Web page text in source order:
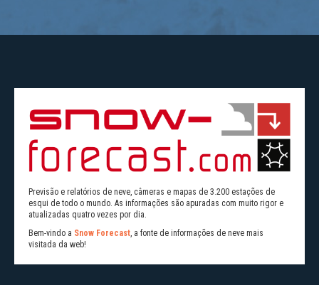
Previsão e relatórios de neve, câmeras e mapas de 3.200 estações de
esqui de todo o mundo. As informações são apuradas com muito rigor e
atualizadas quatro vezes por dia.
Bem-vindo a Snow Forecast, a fonte de informações de neve mais
visitada da web!